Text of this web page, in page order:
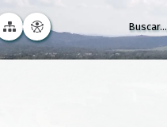
Buscar...